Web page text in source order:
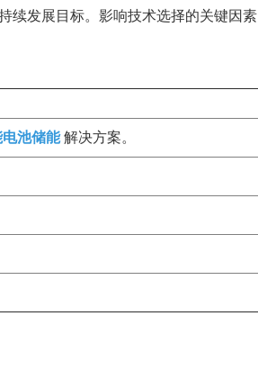
续发展目标。影响技术选择的关键因素
池储能解决方案。